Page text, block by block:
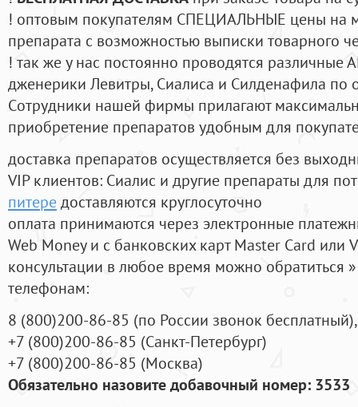
! оптовым покупателям СПЕЦИАЛЬНЫЕ цены на
препарата с возможностью выписки товарного
! так же у нас постоянно проводятся
дженерики Левитры, Сиалиса и Силденафила по
Cотрудники нашей фирмы прилагают
приобретение препаратов удобным для
доставка препаратов осуществляется без
VIP клиентов: Сиалис и другие препараты для
питередоставляются круглосуточно
оплата принимаются через электронные
Web Money и с банковских карт Master Card или
консультации в любое время можно обратиться
телефонам:
8 (800)200-86-85 (по России звонок бесплатный),
+7 (800)200-86-85 (Санкт-Петербург)
+7 (800)200-86-85 (Москва)
Обязательно назовите добавочный номер: 3533